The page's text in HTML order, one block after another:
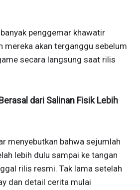
penggemar khawatir
mereka akan terganggu sebelum
secara langsung saat rilis
dari Salinan Fisik Lebih
menyebutkan bahwa sejumlah
lebih dulu sampai ke tangan
rilis resmi. Tak lama setelah
dan detail cerita mulai